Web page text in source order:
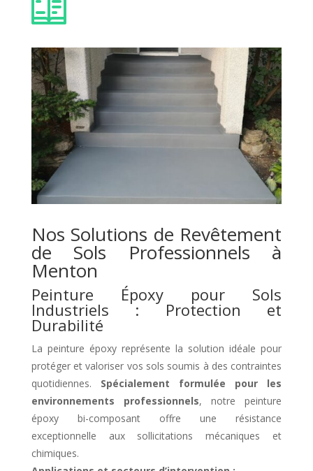
Nos Solutions de Revêtement
de Sols Professionnels à
Menton
Peinture Époxy pour Sols
Industriels : Protection et
Durabilité
La peinture époxy représente la solution idéale pour
protéger et valoriser vos sols soumis à des contraintes
quotidiennes. Spécialement formulée pour les
environnements professionnels, notre peinture
époxy bi-composant offre une résistance
exceptionnelle aux sollicitations mécaniques et
chimiques.